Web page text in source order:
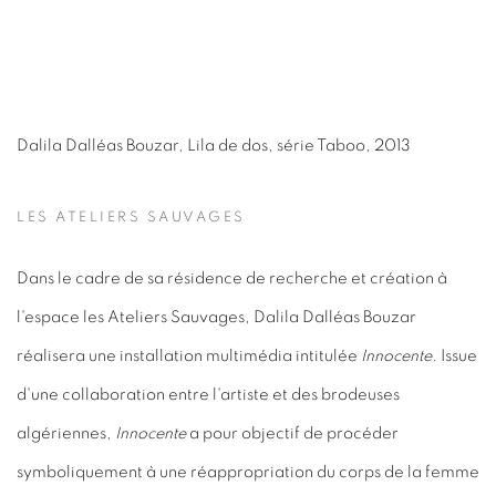
Dalila Dalléas Bouzar Lila de dos, série Taboo 2013
LES ATELIERS SAUVAGES
Dans le cadre de sa résidence de recherche et création à
l'espace les Ateliers Sauvages, Dalila Dalléas Bouzar
réalisera une installation multimédia intitulée Innocente. Issue
d'une collaboration entre l'artiste et des brodeuses
algériennes, Innocentea pour objectif de procéder
symboliquement à une réappropriation du corps de la femme